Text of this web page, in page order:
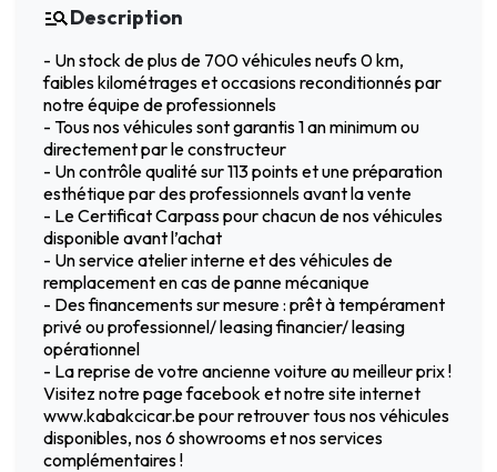
Description
- Un stock de plus de 700 véhicules neufs 0 km,
faibles kilométrages et occasions reconditionnés par
notre équipe de professionnels
- Tous nos véhicules sont garantis 1 an minimum ou
directement par le constructeur
- Un contrôle qualité sur 113 points et une préparation
esthétique par des professionnels avant la vente
- Le Certificat Carpass pour chacun de nos véhicules
disponible avant l’achat
- Un service atelier interne et des véhicules de
remplacement en cas de panne mécanique
- Des financements sur mesure : prêt à tempérament
privé ou professionnel/ leasing financier/ leasing
opérationnel
- La reprise de votre ancienne voiture au meilleur prix !
Visitez notre page facebook et notre site internet
www.kabakcicar.be pour retrouver tous nos véhicules
disponibles, nos 6 showrooms et nos services
complémentaires !